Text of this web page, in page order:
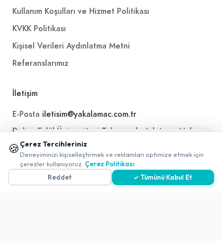
Kullanım Koşulları ve Hizmet Politikası
KVKK Politikası
Kişisel Verileri Aydınlatma Metni
Referanslarımız
İletişim
E-Posta iletisim@yakalamac.com.tr
Dokuz Eylül Üniversitesi Teknoparkı Adatepe Mah.
Doğuş Cad. No:207 Z İç Kapı No:1 Buca/İzmir
🍪 Çerez Tercihleriniz
Deneyiminizi kişiselleştirmek ve reklamları optimize etmek için
çerezler kullanıyoruz. Çerez Politikası
Reddet
✓ Tümünü Kabul Et
📱 Mobil uygulamamızı keşfedin!
✖